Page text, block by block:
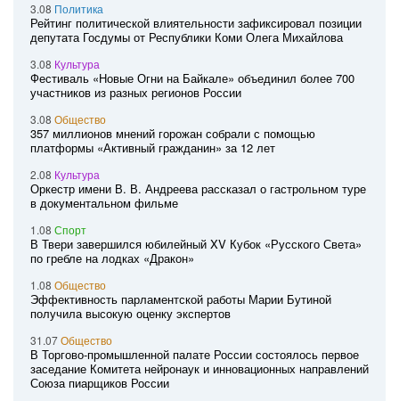
3.08 Политика
Рейтинг политической влиятельности зафиксировал позиции
депутата Госдумы от Республики Коми Олега Михайлова
3.08 Культура
Фестиваль «Новые Огни на Байкале» объединил более 700
участников из разных регионов России
3.08 Общество
357 миллионов мнений горожан собрали с помощью
платформы «Активный гражданин» за 12 лет
2.08 Культура
Оркестр имени В. В. Андреева рассказал о гастрольном туре
в документальном фильме
1.08 Спорт
В Твери завершился юбилейный XV Кубок «Русского Света»
по гребле на лодках «Дракон»
1.08 Общество
Эффективность парламентской работы Марии Бутиной
получила высокую оценку экспертов
31.07Общество
В Торгово-промышленной палате России состоялось первое
заседание Комитета нейронаук и инновационных направлений
Союза пиарщиков России